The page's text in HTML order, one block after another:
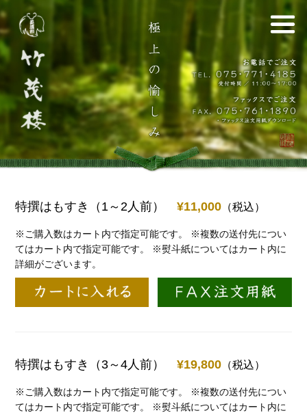
特撰はもすき（1～2人前）¥11,000 （税込）
※ご購入数はカート内で指定可能です。
※複数の送付先につい
てはカート内で指定可能です。
※熨斗紙についてはカート内に
詳細がございます。
特撰はもすき（3～4人前）¥19,800 （税込）
※ご購入数はカート内で指定可能です。
※複数の送付先につい
てはカート内で指定可能です。
※熨斗紙についてはカート内に